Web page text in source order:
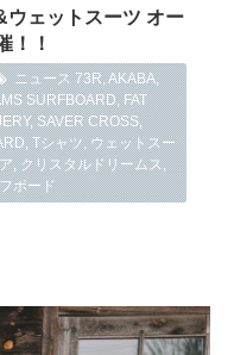
ウェットスーツ オー
！！
ニュース 73R,AKABA,
SURFBOARD,FAT
,SAVER CROSS,
,Tシャツ,ウェットスー
,クリスタルドリームス,
ボード